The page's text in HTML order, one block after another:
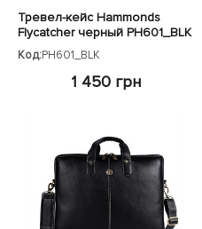
Тревел-кейс Hammonds
Flycatcher черный PH601_BLK
Код:PH601_BLK
1 450 грн